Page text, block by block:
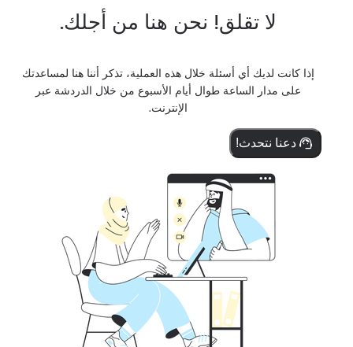
لا تقلق! نحن هنا من أجلك.
إذا كانت لديك أي أسئلة خلال هذه العملية، تذكر أننا هنا لمساعدتك
على مدار الساعة طوال أيام الأسبوع من خلال الدردشة عبر
الإنترنت.
دعنا نتحدث!